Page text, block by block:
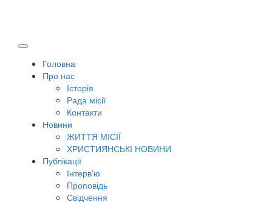
Головна
Про нас
Історія
Рада місії
Контакти
Новини
ЖИТТЯ МІСІЇ
ХРИСТИЯНСЬКІ НОВИНИ
Публікації
Інтерв'ю
Проповідь
Свідчення